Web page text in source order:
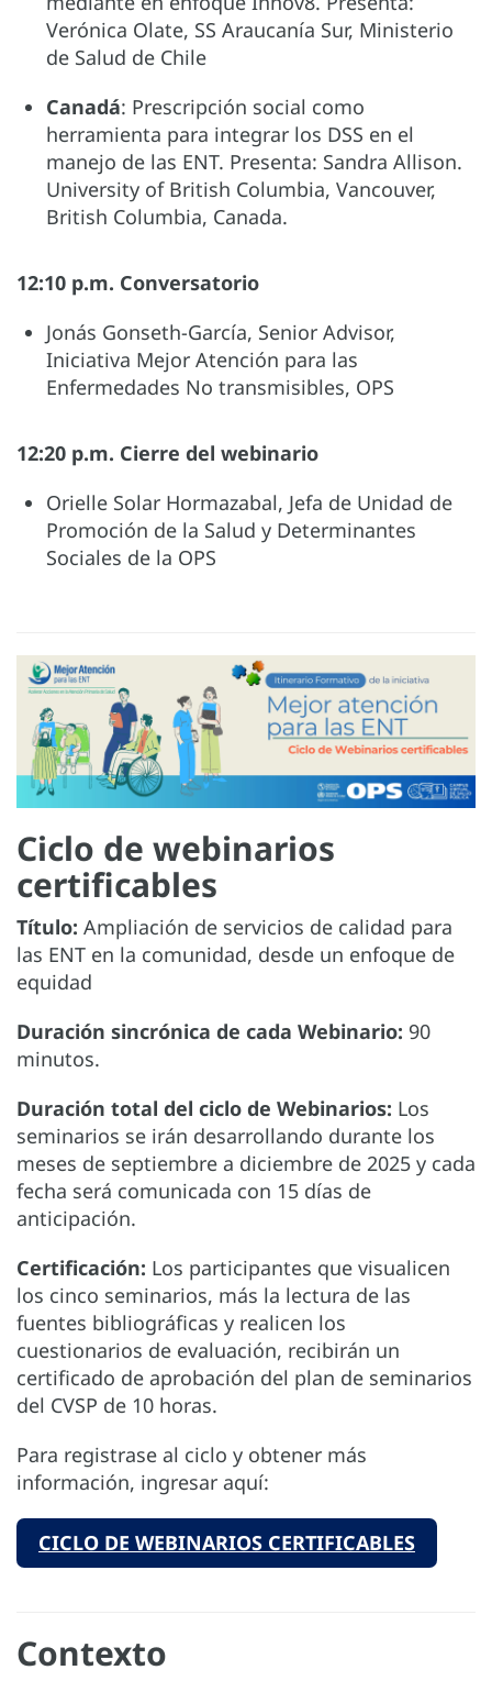
Verónica Olate, SS Araucanía Sur, Ministerio
de Salud de Chile
Canadá: Prescripción social como
herramienta para integrar los DSS en el
manejo de las ENT. Presenta: Sandra Allison.
University of British Columbia, Vancouver,
British Columbia, Canada.
12:10 p.m. Conversatorio
Jonás Gonseth-García, Senior Advisor,
Iniciativa Mejor Atención para las
Enfermedades No transmisibles, OPS
12:20 p.m. Cierre del webinario
Orielle Solar Hormazabal, Jefa de Unidad de
Promoción de la Salud y Determinantes
Sociales de la OPS
Ciclo de webinarios
certificables
Título: Ampliación de servicios de calidad para
las ENT en la comunidad, desde un enfoque de
equidad
Duración sincrónica de cada Webinario: 90
minutos.
Duración total del ciclo de Webinarios: Los
seminarios se irán desarrollando durante los
meses de septiembre a diciembre de 2025 y cada
fecha será comunicada con 15 días de
anticipación.
Certificación: Los participantes que visualicen
los cinco seminarios, más la lectura de las
fuentes bibliográficas y realicen los
cuestionarios de evaluación, recibirán un
certificado de aprobación del plan de seminarios
del CVSP de 10 horas.
Para registrase al ciclo y obtener más
información, ingresar aquí:
CICLO DE WEBINARIOS CERTIFICABLES
Contexto